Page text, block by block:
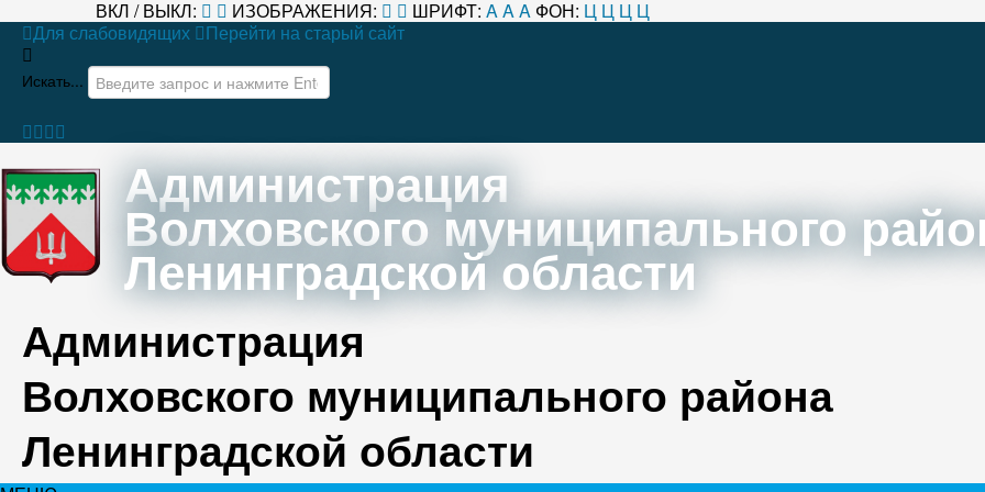
ВКЛ / ВЫКЛ: ИЗОБРАЖЕНИЯ: ШРИФТ: AAA ФОН: Ц Ц Ц Ц
Для слабовидящих
Перейти на старый сайт
Искать...
Администрация
Волховского муниципального
Ленинградской области
Администрация
Волховского муниципального района
Ленинградской области